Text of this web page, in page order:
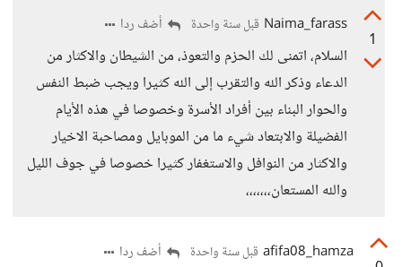
1
Naima_farass قبل سنة واحدة أضف ردا
السلام، اتمنى لك الحزم والتعوذ، من الشيطان والاكثار من
الدعاء وذكر الله والتقرب إلى الله كثيرا ويجب ضبط النفس
والحوار البناء بين أفراد الأسرة وخصوصا في هذه الأيام
الفضيلة والابتعاد شيء ما من الموبايل ومصاحبة الاخيار
والاكثار من النوافل والاستغفار كثيرا خصوصا في جوف الليل
والله المستعان،،،،،،،
afifa08_hamza قبل سنة واحدة أضف ردا